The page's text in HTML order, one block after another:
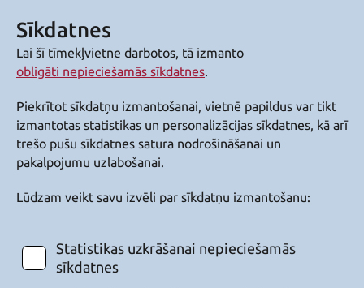
Sīkdatnes
Lai šī tīmekļvietne darbotos, tā izmanto
obligāti nepieciešamās sīkdatnes.
Piekrītot sīkdatņu izmantošanai, vietnē papildus var tikt
izmantotas statistikas un personalizācijas sīkdatnes, kā arī
trešo pušu sīkdatnes satura nodrošināšanai un
pakalpojumu uzlabošanai.
Lūdzam veikt savu izvēli par sīkdatņu izmantošanu:
Statistikas uzkrāšanai nepieciešamās
sīkdatnes